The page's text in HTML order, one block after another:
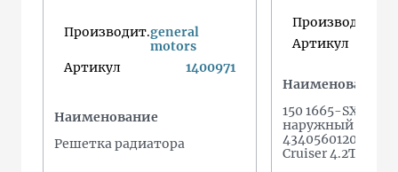
Производит.general
motors
Артикул
1400971
Наименование
Решетка радиатора
Производит.
Артикул
Наименование
150 1665-
наружный к-кт!
4340560120\
Cruiser 4.2TD